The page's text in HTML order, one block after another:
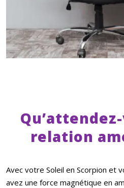
relation
Avec votre Soleil en Scorpion et
avez une force magnétique en